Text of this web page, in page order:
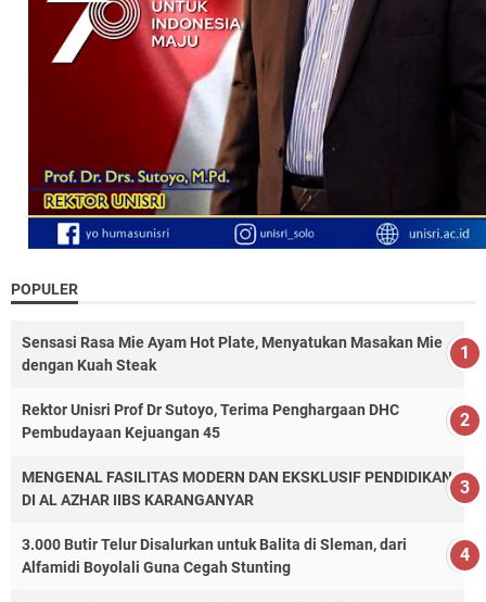
POPULER
Sensasi Rasa Mie Ayam Hot Plate, Menyatukan Masakan Mie
dengan Kuah Steak
Rektor Unisri Prof Dr Sutoyo, Terima Penghargaan DHC
Pembudayaan Kejuangan 45
MENGENAL FASILITAS MODERN DAN EKSKLUSIF PENDIDIKAN
DI AL AZHAR IIBS KARANGANYAR
3.000 Butir Telur Disalurkan untuk Balita di Sleman, dari
Alfamidi Boyolali Guna Cegah Stunting